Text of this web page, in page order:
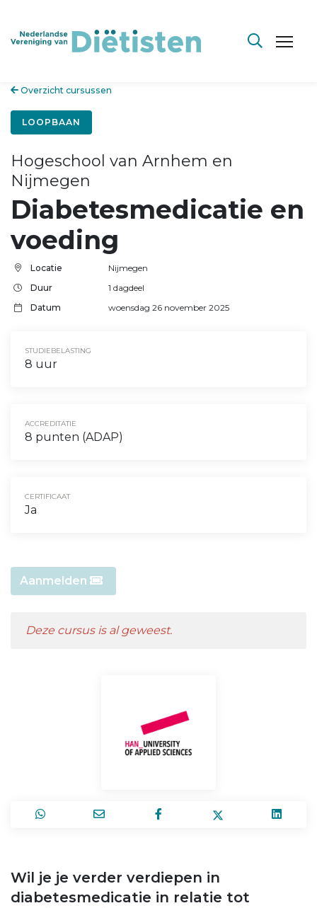
Overzicht cursussen
LOOPBAAN
Hogeschool van Arnhem en
Nijmegen
Diabetesmedicatie en
voeding
Locatie
Nijmegen
Duur
1 dagdeel
Datum
woensdag 26 november 2025
STUDIEBELASTING
8 uur
ACCREDITATIE
8 punten (ADAP)
CERTIFICAAT
Ja
Aanmelden
Deze cursus is al geweest.
Wil je je verder verdiepen in
diabetesmedicatie in relatie tot